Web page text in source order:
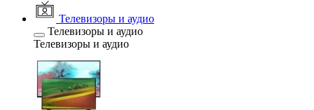
Телевизоры и аудио
Телевизоры и аудио
Телевизоры и аудио